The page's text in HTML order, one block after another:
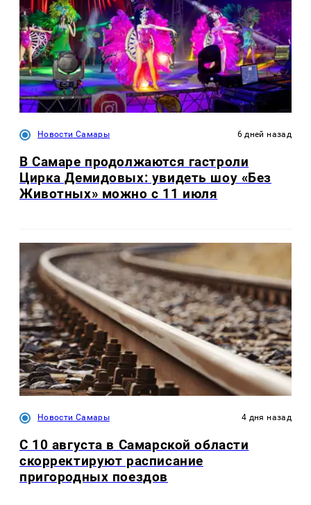
Новости Самары 6 дней назад
В Самаре продолжаются гастроли
Цирка Демидовых: увидеть шоу «Без
Животных» можно с 11 июля
Новости Самары 4 дня назад
С 10 августа в Самарской области
скорректируют расписание
пригородных поездов